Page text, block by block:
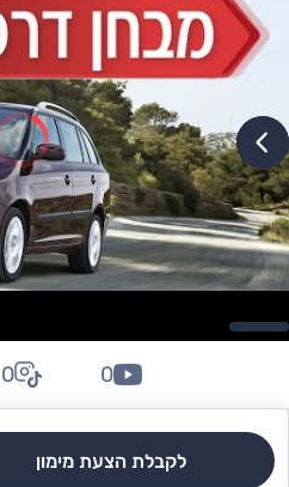
לקבלת הצעת מימון
0
0